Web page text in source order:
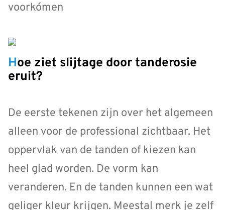
voorkómen
Hoe ziet slijtage door tanderosie
eruit?
De eerste tekenen zijn over het algemeen
alleen voor de professional zichtbaar. Het
oppervlak van de tanden of kiezen kan
heel glad worden. De vorm kan
veranderen. En de tanden kunnen een wat
geliger kleur krijgen. Meestal merk je zelf